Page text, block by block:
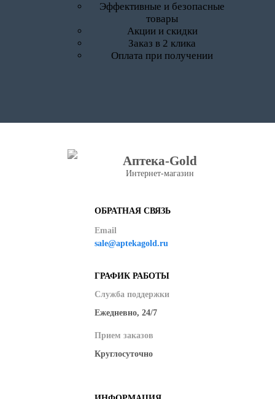
Эффективные и безопасные
товары
Акции и скидки
Заказ в 2 клика
Оплата при получении
Аптека-Gold
Интернет-магазин
ОБРАТНАЯ СВЯЗЬ
Email
sale@aptekagold.ru
ГРАФИК РАБОТЫ
Служба поддержки
Ежедневно, 24/7
Прием заказов
Круглосуточно